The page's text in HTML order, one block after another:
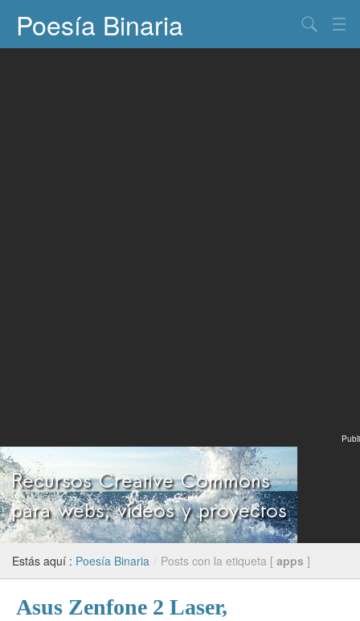
Poesía Binaria
Publi
Estás aquí : Poesía Binaria / Posts con la etiqueta [ apps ]
Asus Zenfone 2 Laser,